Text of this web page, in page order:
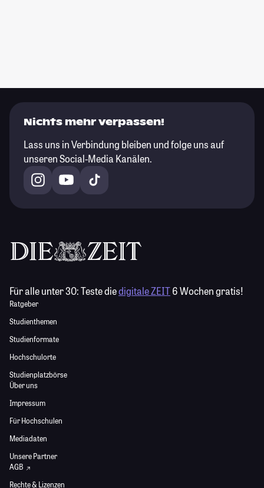
Nichts mehr verpassen!
Lass uns in Verbindung bleiben und folge uns auf
unseren Social-Media Kanälen.
Für alle unter 30:Teste diedigitale ZEIT6 Wochen gratis!
Ratgeber
Studienthemen
Studienformate
Hochschulorte
Studienplatzbörse
Über uns
Impressum
Für Hochschulen
Mediadaten
Unsere Partner
AGB
Rechte & Lizenzen